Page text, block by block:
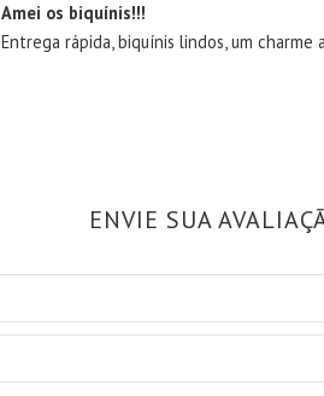
Amei os biquínis!!!
Entrega rápida, biquínis lindos, um charme
ENVIE SUA